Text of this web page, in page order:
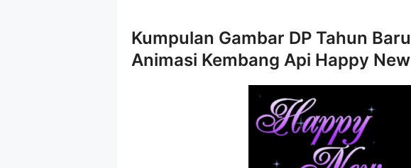
Kumpulan Gambar DP Tahun
Animasi Kembang Api Happy